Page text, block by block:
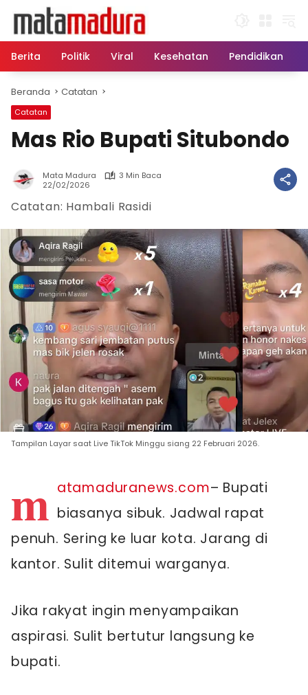
konten
Berita
Politik Viral Kesehatan Pendidikan
Beranda Catatan
Catatan
Mas Rio Bupati Situbondo
Mata Madura
3 Min Baca
22/02/2026
Catatan: Hambali Rasidi
Tampilan Layar saat Live TikTok Minggu siang 22 Februari 2026.
m atamaduranews.com– Bupati
biasanya sibuk. Jadwal rapat
penuh. Sering ke luar kota. Jarang di
kantor. Sulit ditemui warganya.
Jika rakyat ingin menyampaikan
aspirasi. Sulit bertutur langsung ke
bupati.